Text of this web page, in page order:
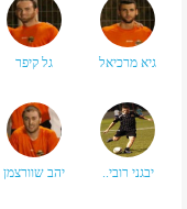
גיא מרכיאל גל קיפר
יבגני רובי.. יהב שוורצמן